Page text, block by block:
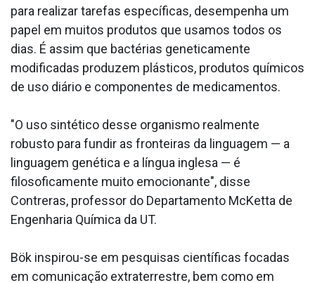
para realizar tarefas específicas, desempenha um
papel em muitos produtos que usamos todos os
dias. É assim que bactérias geneticamente
modificadas produzem plásticos, produtos químicos
de uso diário e componentes de medicamentos.
"O uso sintético desse organismo realmente
robusto para fundir as fronteiras da linguagem — a
linguagem genética e a língua inglesa — é
filosoficamente muito emocionante", disse
Contreras, professor do Departamento McKetta de
Engenharia Química da UT.
Bök inspirou-se em pesquisas científicas focadas
em comunicação extraterrestre, bem como em